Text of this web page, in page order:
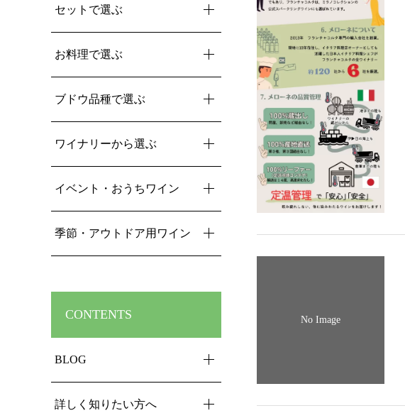
No Image
セットで選ぶ
お料理で選ぶ
ブドウ品種で選ぶ
ワイナリーから選ぶ
イベント・おうちワイン
季節・アウトドア用ワイン
CONTENTS
BLOG
詳しく知りたい方へ